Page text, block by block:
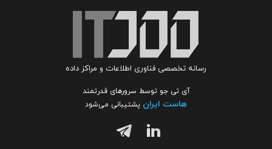
رسانه تخصصی فناوری اطلاعات و مراکز داده
آی تی جو توسط سرورهای قدرتمند
هاست ایران پشتیبانی می‌شود